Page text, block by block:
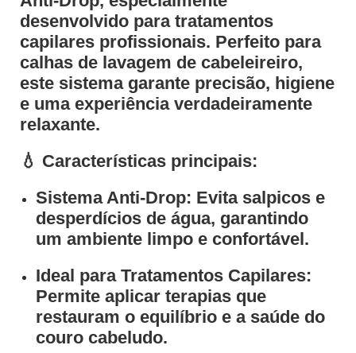
desenvolvido para tratamentos
capilares profissionais. Perfeito para
calhas de lavagem de cabeleireiro,
este sistema garante precisão, higiene
e uma experiência verdadeiramente
relaxante.
💧 Características principais:
Sistema Anti-Drop: Evita salpicos e
desperdícios de água, garantindo
um ambiente limpo e confortável.
Ideal para Tratamentos Capilares:
Permite aplicar terapias que
restauram o equilíbrio e a saúde do
couro cabeludo.